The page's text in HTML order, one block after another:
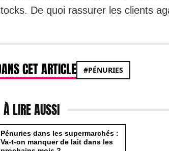
De quoi rassurer les clients
CET ARTICLE #PÉNURIES
À LIRE AUSSI
Pénuries dans les supermarchés :
Va-t-on manquer de lait dans les